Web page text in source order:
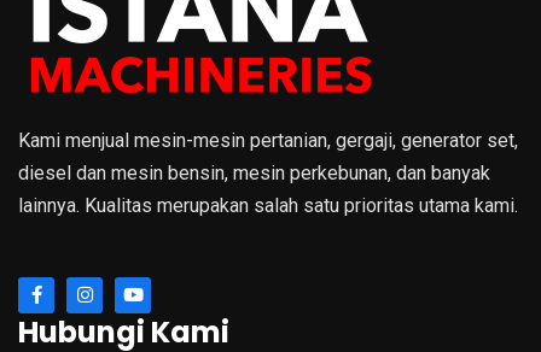
Kami menjual mesin-mesin pertanian, gergaji, generator set,
diesel dan mesin bensin, mesin perkebunan, dan banyak
lainnya. Kualitas merupakan salah satu prioritas utama kami.
Hubungi Kami